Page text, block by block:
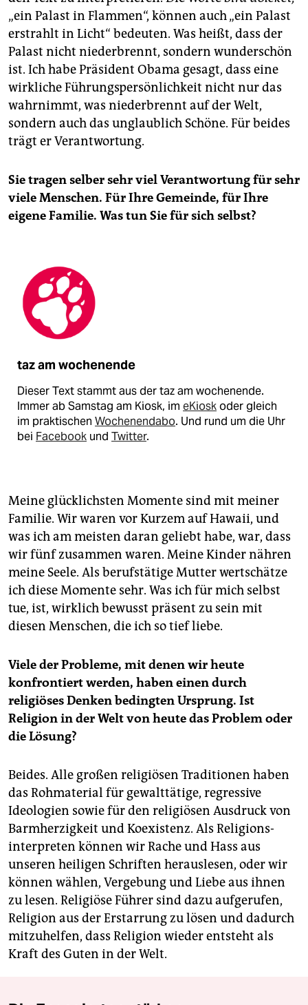
„ein Palast in Flammen“, können auch „ein Palast
erstrahlt in Licht“ bedeuten. Was heißt, dass der
Palast nicht niederbrennt, sondern wunderschön
ist. Ich habe Präsident Obama gesagt, dass eine
wirkliche Führungspersönlichkeit nicht nur das
wahrnimmt, was niederbrennt auf der Welt,
sondern auch das unglaublich Schöne. Für beides
trägt er Verantwortung.
Sie tragen selber sehr viel Verantwortung für sehr
viele Menschen. Für Ihre Gemeinde, für Ihre
eigene Familie. Was tun Sie für sich selbst?
taz am wochenende
Dieser Text stammt aus der taz am wochenende.
Immer ab Samstag am Kiosk, im eKioskoder gleich
im praktischen Wochenendabo. Und rund um die Uhr
bei Facebook und Twitter.
Meine glücklichsten Momente sind mit meiner
Familie. Wir waren vor Kurzem auf Hawaii, und
was ich am meisten daran geliebt habe, war, dass
wir fünf zusammen waren. Meine Kinder nähren
meine Seele. Als berufstätige Mutter wertschätze
ich diese Momente sehr. Was ich für mich selbst
tue, ist, wirklich bewusst präsent zu sein mit
diesen Menschen, die ich so tief liebe.
Viele der Probleme, mit denen wir heute
konfrontiert werden, haben einen durch
religiöses Denken bedingten Ursprung. Ist
Religion in der Welt von heute das Problem oder
die Lösung?
Beides. Alle großen religiösen Traditionen haben
das Rohmaterial für gewalttätige, regressive
Ideologien sowie für den religiösen Ausdruck von
Barmherzigkeit und Koexistenz. Als Religions­
interpreten können wir Rache und Hass aus
unseren heiligen Schriften herauslesen, oder wir
können wählen, Vergebung und Liebe aus ihnen
zu lesen. Religiöse Führer sind dazu aufgerufen,
Religion aus der Erstarrung zu lösen und dadurch
mitzuhelfen, dass Religion wieder entsteht als
Kraft des Guten in der Welt.